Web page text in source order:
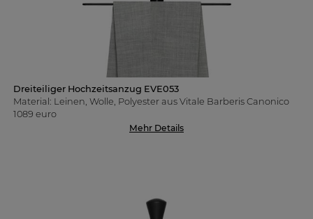
Dreiteiliger Hochzeitsanzug EVE053
Material: Leinen, Wolle, Polyester aus Vitale Barberis Canonico
1089 euro
Mehr Details